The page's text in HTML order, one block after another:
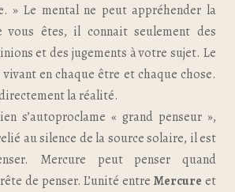
» Le mental ne peut appréhender la
êtes, il connait seulement des
et des jugements à votre sujet. Le
en chaque être et chaque chose.
la réalité.
s’autoproclame « grand penseur »,
au silence de la source solaire, il est
Mercure peut penser quand
de penser. L’unité entreMercure et